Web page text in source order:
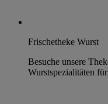
Frischetheke Wurst
Besuche unsere
Wurstspezialitäten